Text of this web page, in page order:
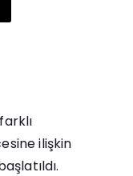
ilişkin